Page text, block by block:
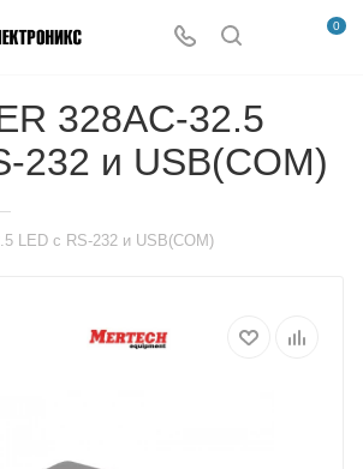
0
328AC-32.5
232 и USB(COM)
LED с RS-232 и USB(COM)